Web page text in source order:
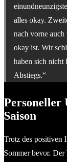
alles okay.
nach vorne auch
okay ist. Wir
haben sich nicht
Abstiegs.“
Personeller
Saison
Trotz des positiven
Sommer bevor.